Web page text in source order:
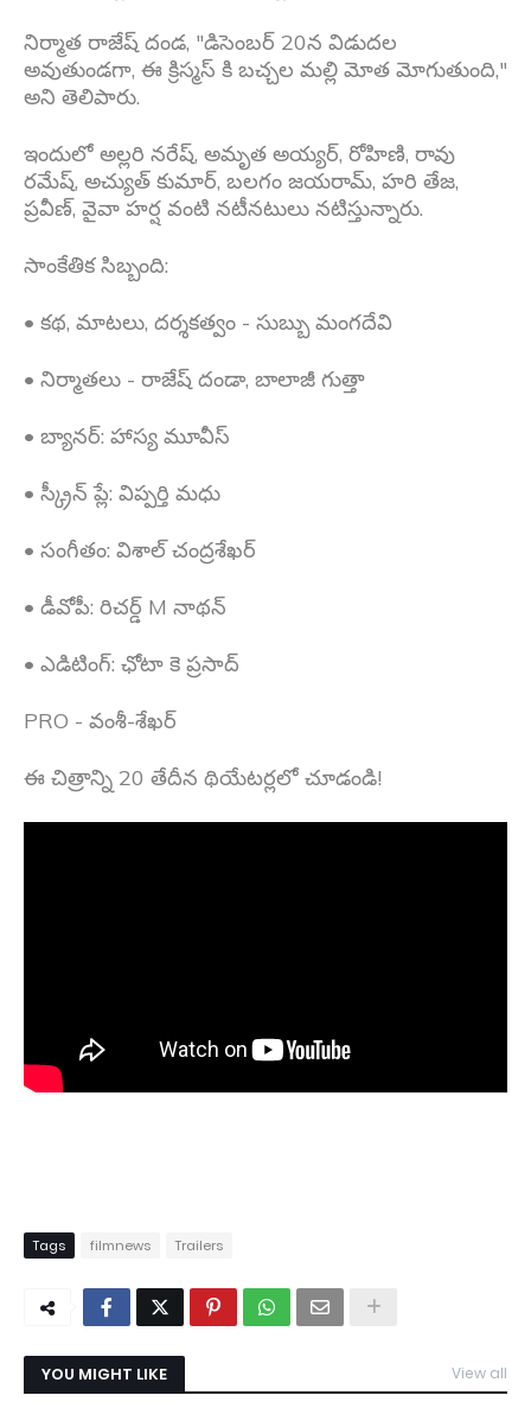
నిర్మాత రాజేష్ దండ, "డిసెంబర్ 20న విడుదల
అవుతుండగా, ఈ క్రిస్మస్ కి బచ్చల మల్లి మోత మోగుతుంది,"
అని తెలిపారు.
ఇందులో అల్లరి నరేష్, అమృత అయ్యర్, రోహిణి, రావు
రమేష్, అచ్యుత్ కుమార్, బలగం జయరామ్, హరి తేజ,
ప్రవీణ్, వైవా హర్ష వంటి నటీనటులు నటిస్తున్నారు.
సాంకేతిక సిబ్బంది:
• కథ, మాటలు, దర్శకత్వం - సుబ్బు మంగదేవి
• నిర్మాతలు - రాజేష్ దండా, బాలాజీ గుత్తా
• బ్యానర్: హాస్య మూవీస్
• స్క్రీన్ ప్లే: విప్పర్తి మధు
• సంగీతం: విశాల్ చంద్రశేఖర్
• డీవోపీ: రిచర్డ్ M నాథన్
• ఎడిటింగ్: ఛోటా కె ప్రసాద్
PRO - వంశీ-శేఖర్
ఈ చిత్రాన్ని 20 తేదీన థియేటర్లలో చూడండి!
Tags filmnews Trailers
YOU MIGHT LIKE View all